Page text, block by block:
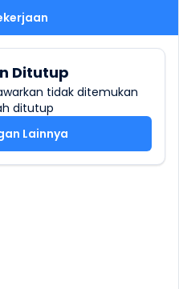
Ditutup
tidak ditemukan
ditutup
Lainnya